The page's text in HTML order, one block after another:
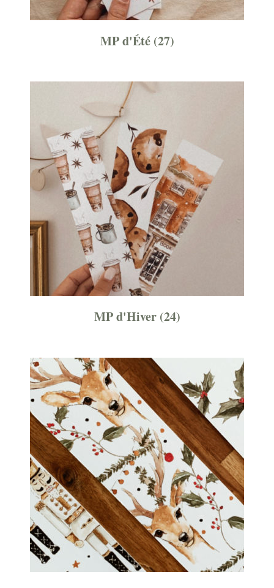
MP d'Été (27)
MP d'Hiver (24)